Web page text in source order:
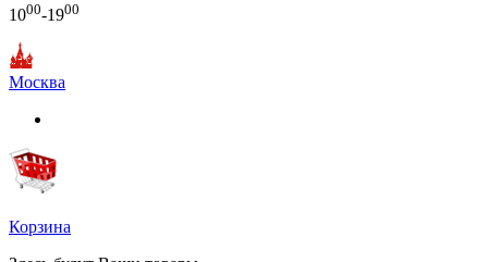
1000-1900
Москва
Корзина